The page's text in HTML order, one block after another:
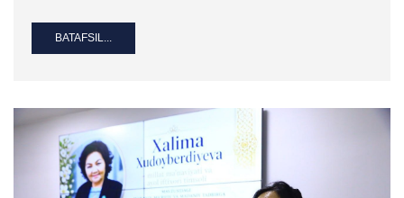
BATAFSIL...